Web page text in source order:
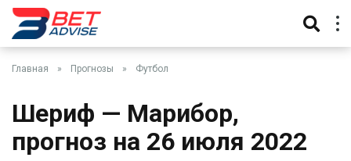
Главная » Прогнозы » Футбол
Шериф — Марибор,
прогноз на 26 июля 2022